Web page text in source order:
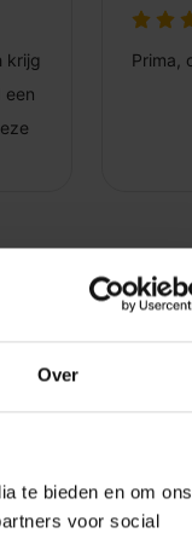
Over
te bieden en om ons
voor social